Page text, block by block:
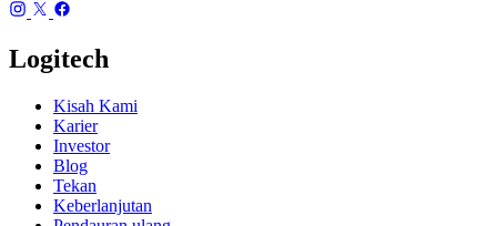
Logitech
Kisah Kami
Karier
Investor
Blog
Tekan
Keberlanjutan